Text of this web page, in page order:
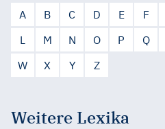
A B C D E F
L
M N O P Q
W
X Y Z
Weitere Lexika